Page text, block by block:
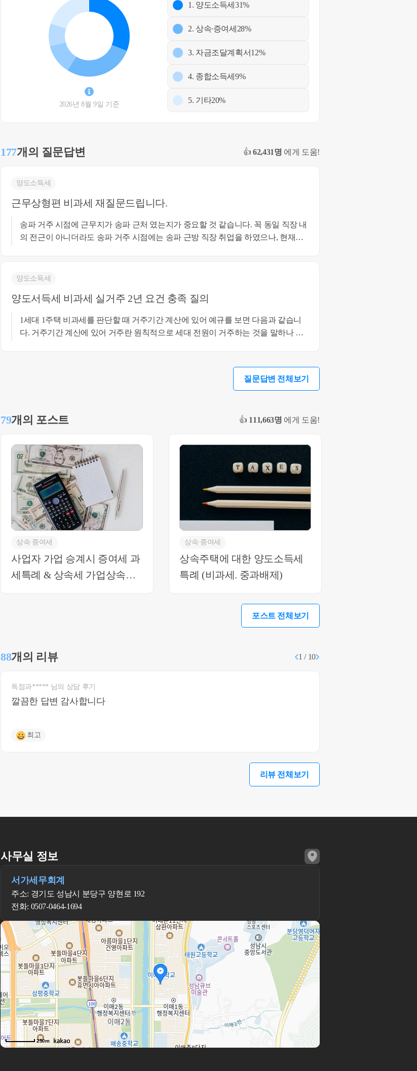
2026년 8월 9일 기준
1. 양도소득세31%
2. 상속∙증여세 28%
3. 자금조달계획서12%
4. 종합소득세9%
5. 기타20%
177개의 질문답변 👍62,431명 에게 도움!
양도소득세
근무상형편 비과세 재질문드립니다.
송파 거주 시점에 근무지가 송파 근처 였는지가 중요할 것 같습니다. 꼭 동일 직장 내
의 전근이 아니더라도 송파 거주 시점에는 송파 근방 직장 취업을 하였으나, 현재는
사유에 해당되지 않아 보입니다. 자세한 사실 관계를 알아야 더 정확한 상담이 될 것
양도소득세
양도서득세 비과세 실거주 2년 요건 충족 질의
1세대 1주택 비과세를 판단할 때 거주기간 계산에 있어 예규를 보면 다음과 같습니
다. 거주기간 계산에 있어 거주란 원칙적으로 세대 전원이 거주하는 것을 말하나 다
라서 나머지 세대원이 거주하지 않은 요건의 사실관계가 근무상 형편 등의 요건에
질문답변 전체보기
79개의 포스트 👍 111,663명 에게 도움!
상속∙증여세
사업자 가업 승계시 증여세 과
세특례 & 상속세 가업상속공
상속∙증여세
상속주택에 대한 양도소득세
특례 (비과세. 중과배제)
포스트 전체보기
88개의 리뷰 1 / 10
독점과***** 님의 상담 후기
깔끔한 답변 감사합니다
최고
리뷰 전체보기
사무실 정보
서가세무회계
주소: 경기도 성남시 분당구 양현로 192
전화: 0507-0464-1694
250m